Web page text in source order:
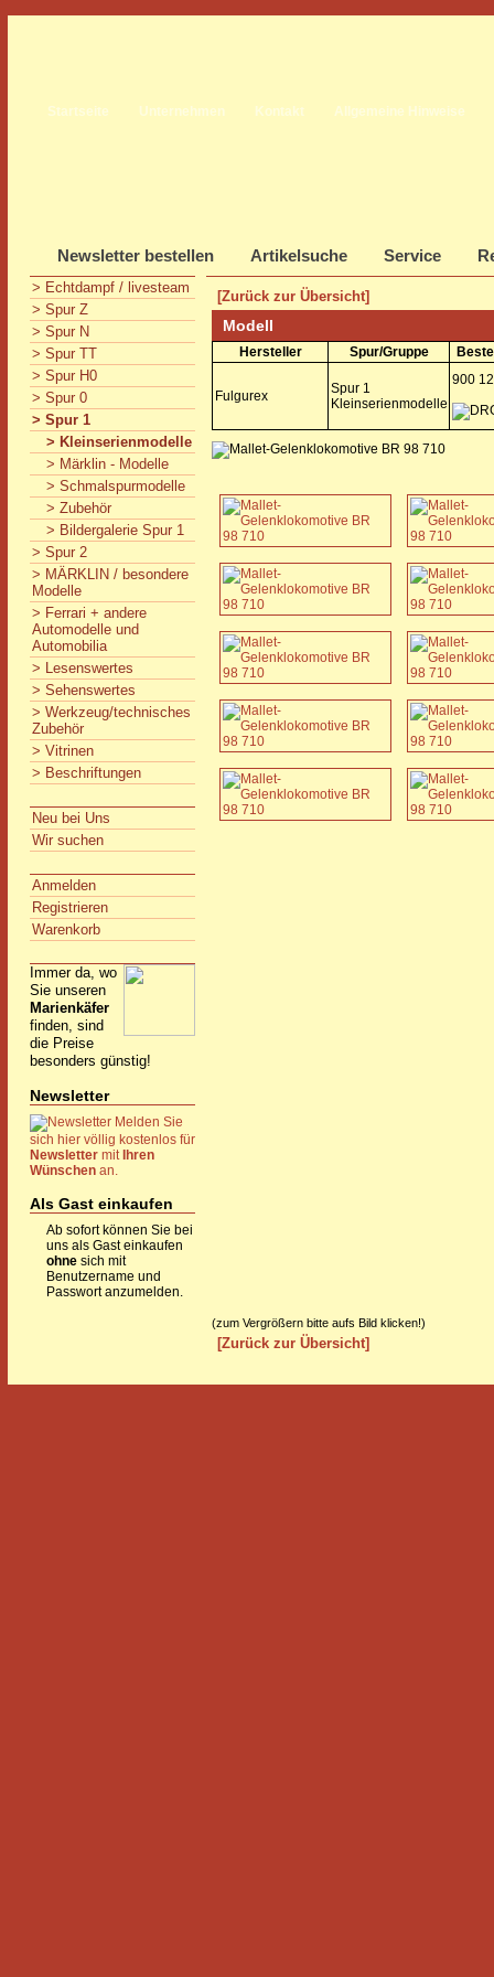
Startseite Unternehmen Kontakt Allgemeine Hinweise
Newsletter bestellen Artikelsuche Service
> Echtdampf / livesteam
> Spur Z
> Spur N
> Spur TT
> Spur H0
> Spur 0
> Spur 1
> Kleinserienmodelle
> Märklin - Modelle
> Schmalspurmodelle
> Zubehör
> Bildergalerie Spur 1
> Spur 2
> MÄRKLIN / besondere
Modelle
> Ferrari + andere
Automodelle und
Automobilia
> Lesenswertes
> Sehenswertes
> Werkzeug/technisches
Zubehör
> Vitrinen
> Beschriftungen
Neu bei Uns
Wir suchen
Anmelden
Registrieren
Warenkorb
Immer da, wo
Sie unseren
Marienkäfer
finden, sind
die Preise
besonders günstig!
Newsletter
Melden Sie
sich hier völlig kostenlos für
Newsletter mit Ihren
Wünschen an.
Als Gast einkaufen
Ab sofort können Sie bei
uns als Gast einkaufen
ohne sich mit
Benutzername und
Passwort anzumelden.
[Zurück zur Übersicht]
Modell
Hersteller Spur/Gruppe
Fulgurex
Spur 1
Kleinserienmodelle
900
(zum Vergrößern bitte aufs Bild klicken!)
[Zurück zur Übersicht]